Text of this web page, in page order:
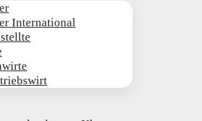
International